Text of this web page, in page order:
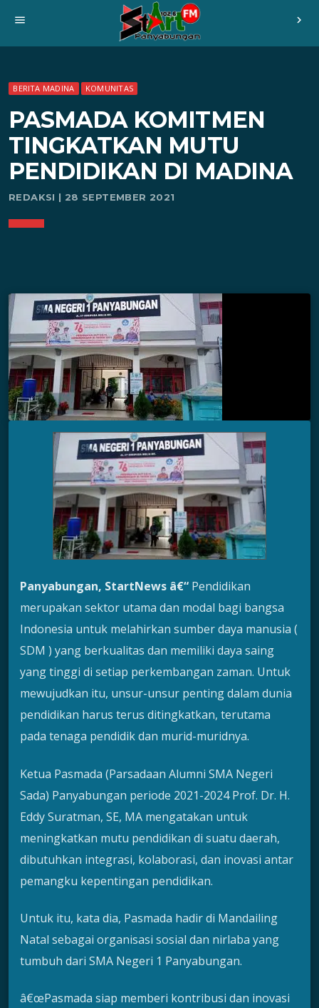
menu chevron_right
BERITA MADINA KOMUNITAS
PASMADA KOMITMEN
TINGKATKAN MUTU
PENDIDIKAN DI MADINA
REDAKSI | 28 SEPTEMBER 2021
Panyabungan, StartNews â€“ Pendidikan
merupakan sektor utama dan modal bagi bangsa
Indonesia untuk melahirkan sumber daya manusia (
SDM ) yang berkualitas dan memiliki daya saing
yang tinggi di setiap perkembangan zaman. Untuk
mewujudkan itu, unsur-unsur penting dalam dunia
pendidikan harus terus ditingkatkan, terutama
pada tenaga pendidik dan murid-muridnya.
Ketua Pasmada (Parsadaan Alumni SMA Negeri
Sada) Panyabungan periode 2021-2024 Prof. Dr. H.
Eddy Suratman, SE, MA mengatakan untuk
meningkatkan mutu pendidikan di suatu daerah,
dibutuhkan integrasi, kolaborasi, dan inovasi antar
pemangku kepentingan pendidikan.
Untuk itu, kata dia, Pasmada hadir di Mandailing
Natal sebagai organisasi sosial dan nirlaba yang
tumbuh dari SMA Negeri 1 Panyabungan.
â€œPasmada siap memberi kontribusi dan inovasi